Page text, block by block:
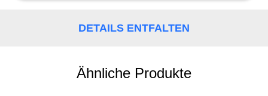
FORDERNDETAILS ENTFALTEN
Ähnliche Produkte